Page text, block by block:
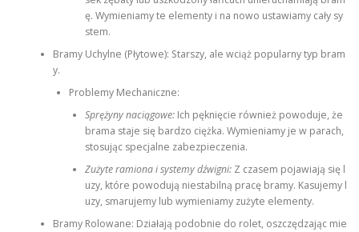
ę. Wymieniamy te elementy i na nowo ustawiamy cały sy
stem.
Bramy Uchylne (Płytowe): Starszy, ale wciąż popularny typ bram
y.
Problemy Mechaniczne:
Sprężyny naciągowe:Ich pęknięcie również powoduje, że
brama staje się bardzo ciężka. Wymieniamy je w parach,
stosując specjalne zabezpieczenia.
Zużyte ramiona i systemy dźwigni:Z czasem pojawiają się l
uzy, które powodują niestabilną pracę bramy. Kasujemy l
uzy, smarujemy lub wymieniamy zużyte elementy.
Bramy Rolowane: Działają podobnie do rolet, oszczędzając mie